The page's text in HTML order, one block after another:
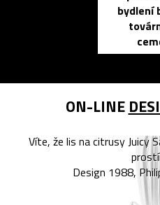
bydlení
ON-LINE
Víte, že lis na citrusy Juicy
Design 1988,